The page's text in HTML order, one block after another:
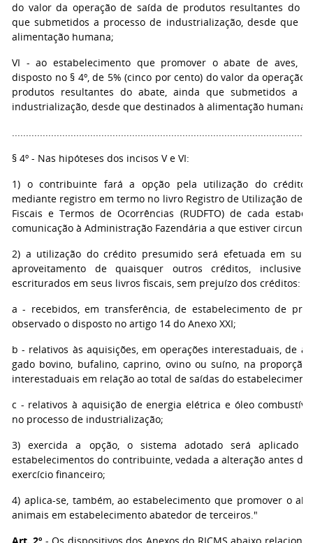
do valor da operação de saída de produtos resultantes do
que submetidos a processo de industrialização, desde que
alimentação humana;
VI - ao estabelecimento que promover o abate de aves,
disposto no § 4º, de 5% (cinco por cento) do valor da operação
produtos resultantes do abate, ainda que submetidos a
industrialização, desde que destinados à alimentação humana;
§ 4º - Nas hipóteses dos incisos V e VI:
1) o contribuinte fará a opção pela utilização do crédito
mediante registro em termo no livro Registro de Utilização de
Fiscais e Termos de Ocorrências (RUDFTO) de cada
comunicação à Administração Fazendária a que estiver
2) a utilização do crédito presumido será efetuada em
aproveitamento de quaisquer outros créditos, inclusive
escriturados em seus livros fiscais, sem prejuízo dos créditos:
a - recebidos, em transferência, de estabelecimento de
observado o disposto no artigo 14 do Anexo XXI;
b - relativos às aquisições, em operações interestaduais, de
gado bovino, bufalino, caprino, ovino ou suíno, na proporção
interestaduais em relação ao total de saídas do
c - relativos à aquisição de energia elétrica e óleo
no processo de industrialização;
3) exercida a opção, o sistema adotado será aplicado
estabelecimentos do contribuinte, vedada a alteração antes
exercício financeiro;
4) aplica-se, também, ao estabelecimento que promover o
animais em estabelecimento abatedor de terceiros."